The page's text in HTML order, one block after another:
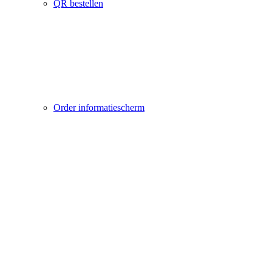
QR bestellen
Order informatiescherm